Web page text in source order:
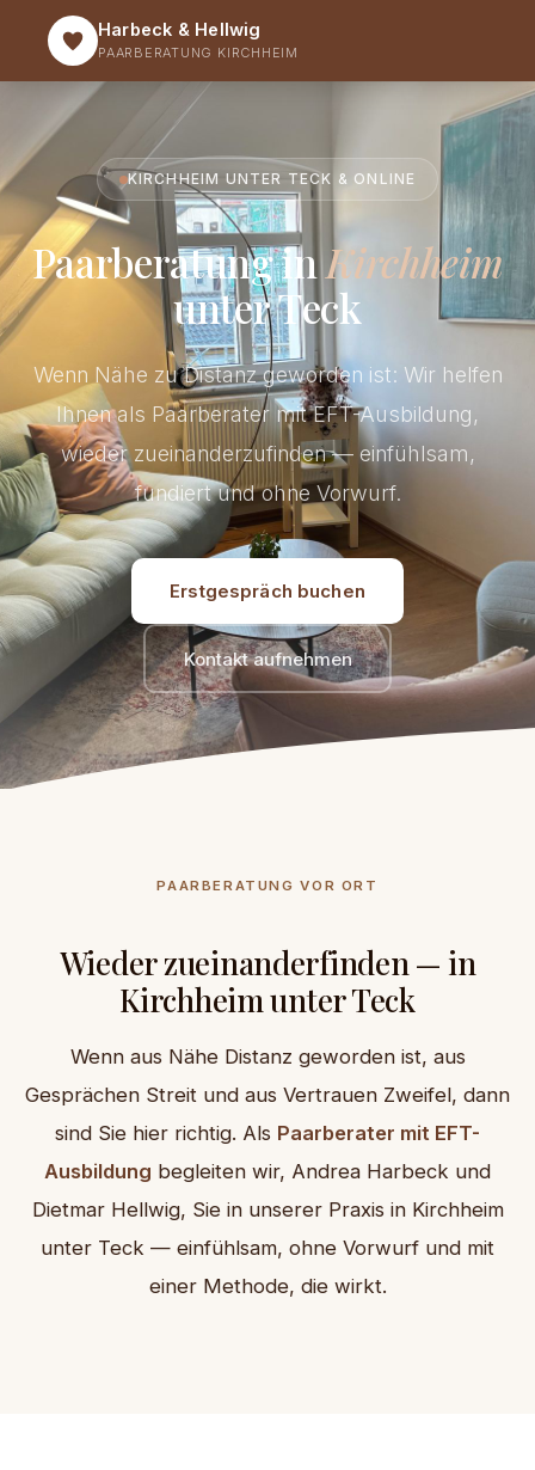
Harbeck & Hellwig
PAARBERATUNG KIRCHHEIM
KIRCHHEIM UNTER TECK & ONLINE
Paarberatung inKirchheim
unter Teck
Wenn Nähe zu Distanz geworden ist: Wir helfen
Ihnen als Paarberater mit EFT-Ausbildung,
wieder zueinanderzufinden — einfühlsam,
fundiert und ohne Vorwurf.
Erstgespräch buchen
Kontakt aufnehmen
PAARBERATUNG VOR ORT
Wieder zueinanderfinden — in
Kirchheim unter Teck
Wenn aus Nähe Distanz geworden ist, aus
Gesprächen Streit und aus Vertrauen Zweifel, dann
sind Sie hier richtig. Als Paarberater mit EFT-
Ausbildung begleiten wir, Andrea Harbeck und
Dietmar Hellwig, Sie in unserer Praxis in Kirchheim
unter Teck — einfühlsam, ohne Vorwurf und mit
einer Methode, die wirkt.